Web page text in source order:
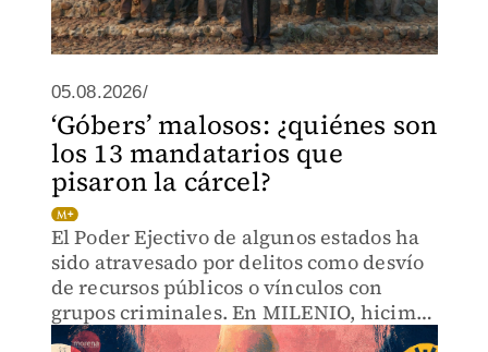
05.08.2026/
‘Góbers’ malosos: ¿quiénes son
los 13 mandatarios que
pisaron la cárcel?
El Poder Ejectivo de algunos estados ha
sido atravesado por delitos como desvío
de recursos públicos o vínculos con
grupos criminales. En MILENIO, hicimos
un recuento de ellos.